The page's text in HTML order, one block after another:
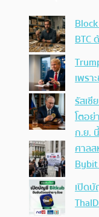
BTC
เพรา
รัสเซี
โตอ
ก.ย. นี้
ศาล
Bybit
เปิด